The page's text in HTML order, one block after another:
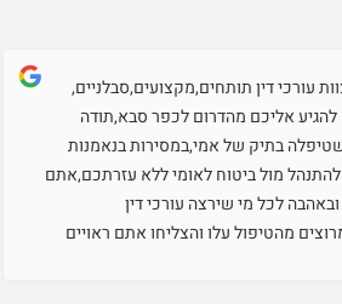
עורכי דין תותחים,מקצועים,סבלניים,
להגיע אליכם מהדרום לכפר סבא,תודה
שטיפלה בתיק של אמי,במסירות בנאמנות
מול ביטוח לאומי ללא עזרתכם,אתם
לכל מי שירצה עורכי דין
מהטיפול עלו והצליחו אתם ראויים